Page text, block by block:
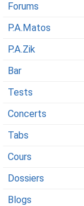
Forums
P.A.Matos
P.A.Zik
Bar
Tests
Concerts
Tabs
Cours
Dossiers
Blogs